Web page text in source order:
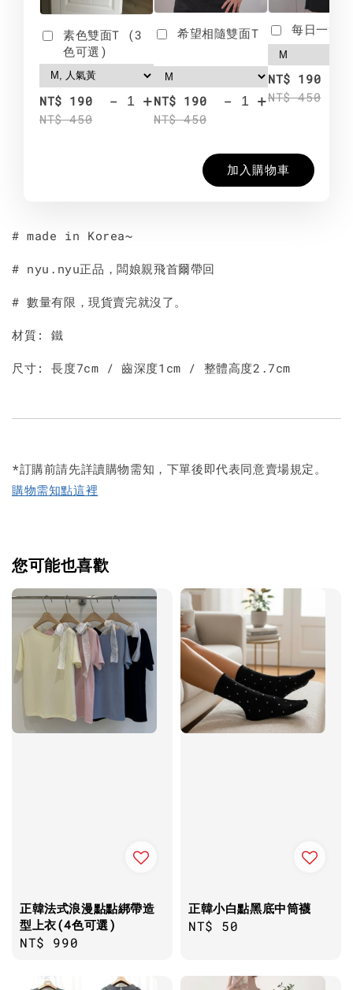
素色雙面T (3
色可選)
NT$ 190
NT$ 450
- +
希望相隨雙面T
NT$ 190
NT$ 450
- +
每日一笑
NT$ 190
NT$ 450
加入購物車
# made in Korea~
# nyu.nyu正品，闆娘親飛首爾帶回
# 數量有限，現貨賣完就沒了。
材質: 鐵
尺寸: 長度7cm / 齒深度1cm / 整體高度2.7cm
*訂購前請先詳讀購物需知，下單後即代表同意賣場規定。
購物需知點這裡
您可能也喜歡
正韓法式浪漫點點綁帶造
型上衣(4色可選)
Regular
NT$ 990
正韓小白點黑底中筒襪
Regular
NT$ 50